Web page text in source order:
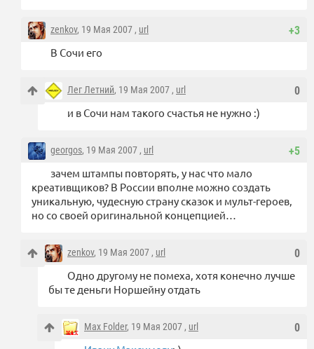
+3
zenkov, 19 Мая 2007 , url
В Сочи его
0
Лег Летний, 19 Мая 2007 , url
и в Сочи нам такого счастья не нужно :)
+5
georgos, 19 Мая 2007 , url
зачем штампы повторять, у нас что мало
креативщиков? В России вполне можно создать
уникальную, чудесную страну сказок и мульт-героев,
но со своей оригинальной концепцией…
0
zenkov, 19 Мая 2007 , url
Одно другому не помеха, хотя конечно лучше
бы те деньги Норшейну отдать
0
Max Folder, 19 Мая 2007 , url